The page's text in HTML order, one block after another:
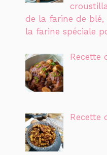
de la farine de blé,
la farine spéciale
Recette
Recette